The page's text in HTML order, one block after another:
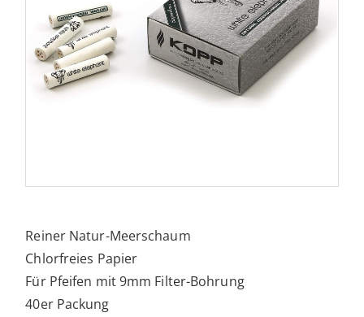
Reiner Natur-Meerschaum
Chlorfreies Papier
Für Pfeifen mit 9mm Filter-Bohrung
40er Packung